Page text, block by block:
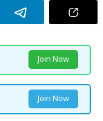
Join Now
Join Now